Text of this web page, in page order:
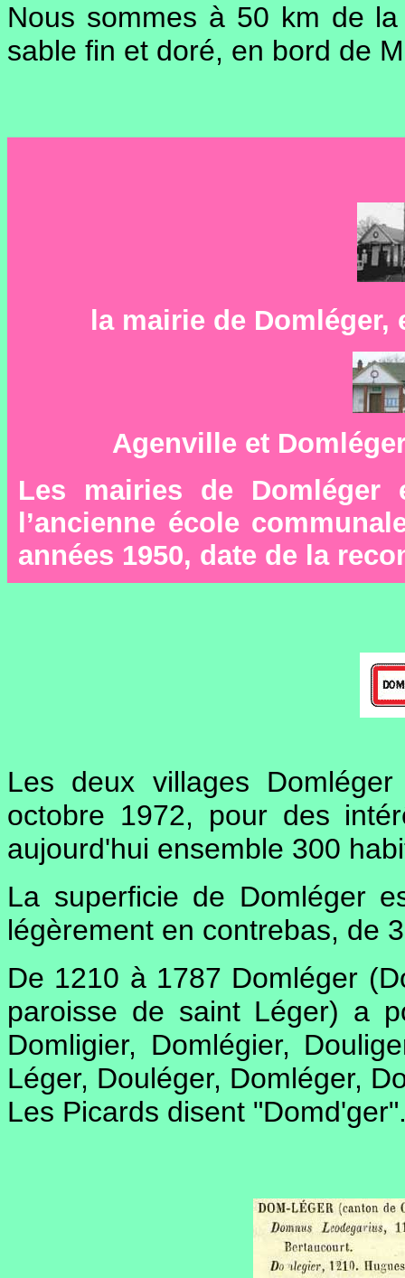
Nous sommes à 50 km de
sable fin et doré, en bord de
la mairie de
Agenville et
Les mairies de Domléger
l’ancienne école
années 1950, date de la
Les deux villages
octobre 1972, pour des
aujourd'hui ensemble 300
La superficie de Domléger
légèrement en contrebas, de
De 1210 à 1787 Domléger
paroisse de saint Léger) a
Domligier, Domlégier,
Léger, Douléger, Domléger,
Les Picards disent